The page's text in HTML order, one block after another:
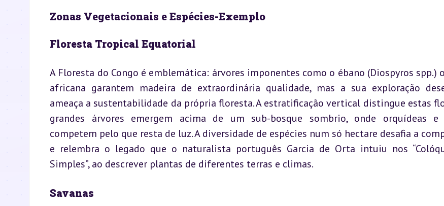
Zonas Vegetacionais e Espécies-Exemplo
Floresta Tropical Equatorial
A Floresta do Congo é emblemática: árvores imponentes como o ébano (Diospyros spp.)
africana garantem madeira de extraordinária qualidade, mas a sua exploração
ameaça a sustentabilidade da própria floresta. A estratificação vertical distingue estas
grandes árvores emergem acima de um sub-bosque sombrio, onde orquídeas e
competem pelo que resta de luz. A diversidade de espécies num só hectare desafia a
e relembra o legado que o naturalista português Garcia de Orta intuiu nos
Simples”, ao descrever plantas de diferentes terras e climas.
Savanas